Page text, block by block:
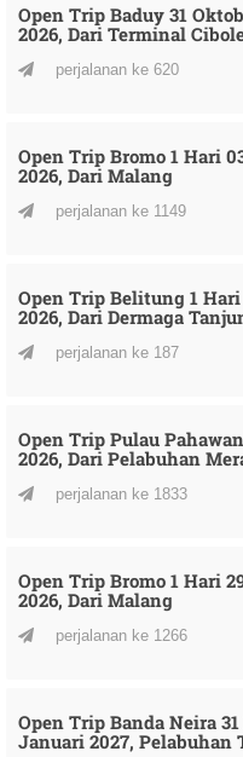
Open Trip Baduy 31
2026, Dari Terminal
perjalanan ke 620
Open Trip Bromo 1 Hari
2026, Dari Malang
perjalanan ke 1149
Open Trip Belitung 1 Hari
2026, Dari Dermaga
perjalanan ke 187
Open Trip Pulau
2026, Dari Pelabuhan
perjalanan ke 1833
Open Trip Bromo 1 Hari
2026, Dari Malang
perjalanan ke 1266
Open Trip Banda Neira
Januari 2027, Pelabuhan